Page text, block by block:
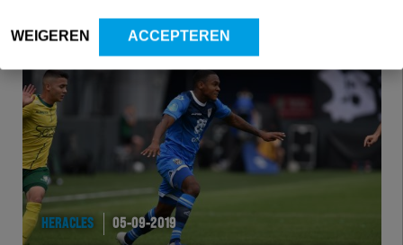
WEIGEREN ACCEPTEREN
HERACLES 05-09-2019